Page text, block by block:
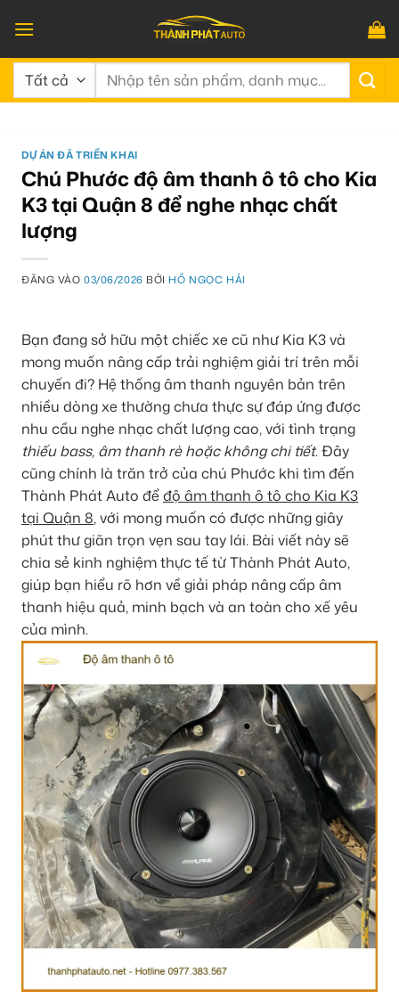
qua
nội
dung
Tìm
DỰ ÁN ĐÃ TRIỂN KHAI
Chú Phước độ âm thanh ô tô cho Kia
K3 tại Quận 8 để nghe nhạc chất
lượng
ĐĂNG VÀO03/06/2026 BỞI HỒ NGỌC HẢI
Bạn đang sở hữu một chiếc xe cũ như Kia K3 và
mong muốn nâng cấp trải nghiệm giải trí trên mỗi
chuyến đi? Hệ thống âm thanh nguyên bản trên
nhiều dòng xe thường chưa thực sự đáp ứng được
nhu cầu nghe nhạc chất lượng cao, với tình trạng
thiếu bass, âm thanh rè hoặc không chi tiết. Đây
cũng chính là trăn trở của chú Phước khi tìm đến
Thành Phát Auto đểđộ âm thanh ô tô cho Kia K3
tại Quận 8, với mong muốn có được những giây
phút thư giãn trọn vẹn sau tay lái. Bài viết này sẽ
chia sẻ kinh nghiệm thực tế từ Thành Phát Auto,
giúp bạn hiểu rõ hơn về giải pháp nâng cấp âm
thanh hiệu quả, minh bạch và an toàn cho xế yêu
của mình.